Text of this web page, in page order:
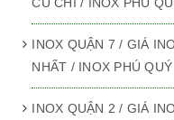
CỦ CHI / INOX PHÚ
INOX QUẬN 7 / GIÁ
NHẤT / INOX PHÚ QUÝ
INOX QUẬN 2 / GIÁ